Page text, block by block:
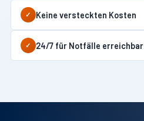
✓ Keine versteckten Kosten
✓ 24/7 für Notfälle erreichbar